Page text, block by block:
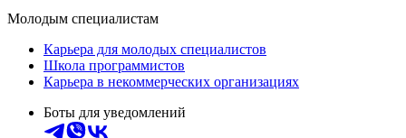
Молодым специалистам
Карьера для молодых специалистов
Школа программистов
Карьера в некоммерческих организациях
Боты для уведомлений